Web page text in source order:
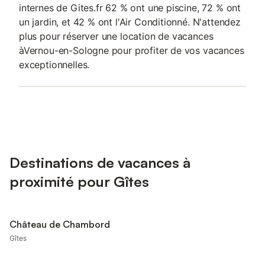
internes de Gites.fr 62 % ont une piscine, 72 % ont
un jardin, et 42 % ont l'Air Conditionné. N'attendez
plus pour réserver une location de vacances
àVernou-en-Sologne pour profiter de vos vacances
exceptionnelles.
Destinations de vacances à
proximité pour Gîtes
Château de Chambord
Gîtes